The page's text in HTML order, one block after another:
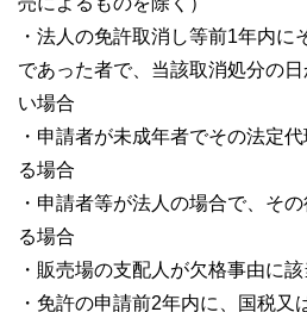
・法人の免許取消し等前1年内に
であった者で、当該取消処分の
い場合
・申請者が未成年者でその法定
る場合
・申請者等が法人の場合で、そ
る場合
・販売場の支配人が欠格事由に
・免許の申請前2年内に、国税又